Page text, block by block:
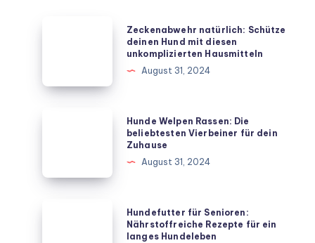
Hund
Zeckenabwehr natürlich: Schütze
deinen Hund mit diesen
unkomplizierten Hausmitteln
August 31, 2024
beliebtesten
Hunde Welpen Rassen: Die
beliebtesten Vierbeiner für dein
Zuhause
August 31, 2024
Hundefutter für Senioren:
Nährstoffreiche Rezepte für ein
langes Hundeleben